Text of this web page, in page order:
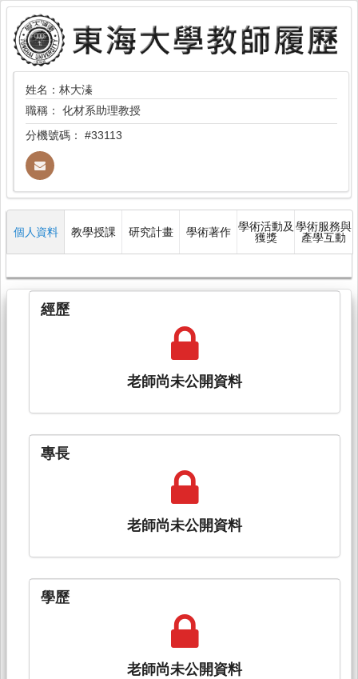
姓名：林大溱
職稱： 化材系助理教授
分機號碼： #33113
個人資料 教學授課 研究計畫 學術著作 學術活動及
獲獎
學術服務與
產學互動
經歷
老師尚未公開資料
專長
老師尚未公開資料
學歷
老師尚未公開資料